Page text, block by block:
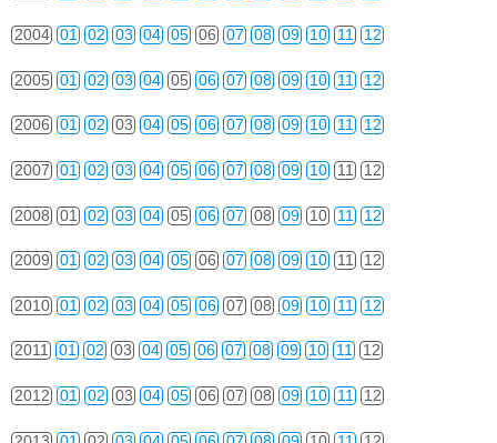
2004 01 02 03 04 05 06 07 08 09 10 11 12
2005 01 02 03 04 05 06 07 08 09 10 11 12
2006 01 02 03 04 05 06 07 08 09 10 11 12
2007 01 02 03 04 05 06 07 08 09 10 11 12
2008 01 02 03 04 05 06 07 08 09 10 11 12
2009 01 02 03 04 05 06 07 08 09 10 11 12
2010 01 02 03 04 05 06 07 08 09 10 11 12
2011 01 02 03 04 05 06 07 08 09 10 11 12
2012 01 02 03 04 05 06 07 08 09 10 11 12